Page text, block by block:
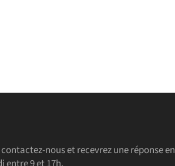
nous et recevrez une réponse en